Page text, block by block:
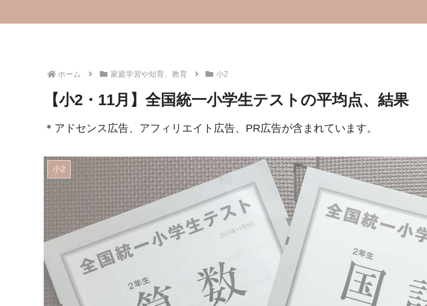
ホーム 家庭学習や知育、教育 小2
【小2・11月】全国統一小学生テストの平均点、結果
＊アドセンス広告、アフィリエイト広告、PR広告が含まれています。
小2